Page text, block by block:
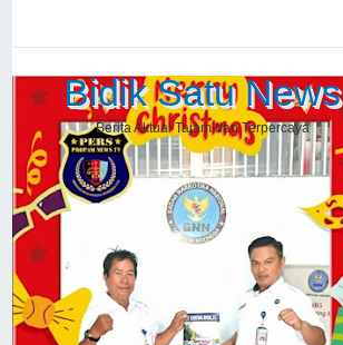
Bidik Satu News
Berita Aktual Tajam dan Terpercaya